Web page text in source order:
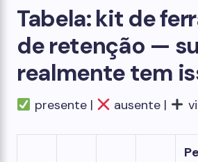
Tabela: kit de
de retenção —
realmente tem
presente | ausente |